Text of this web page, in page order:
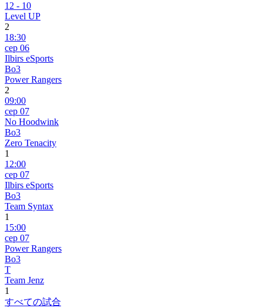
12 - 10
Level UP
2
18:30
сер 06
Ilbirs eSports
Bo3
Power Rangers
2
09:00
сер 07
No Hoodwink
Bo3
Zero Tenacity
1
12:00
сер 07
Ilbirs eSports
Bo3
Team Syntax
1
15:00
сер 07
Power Rangers
Bo3
T
Team Jenz
1
すべての試合